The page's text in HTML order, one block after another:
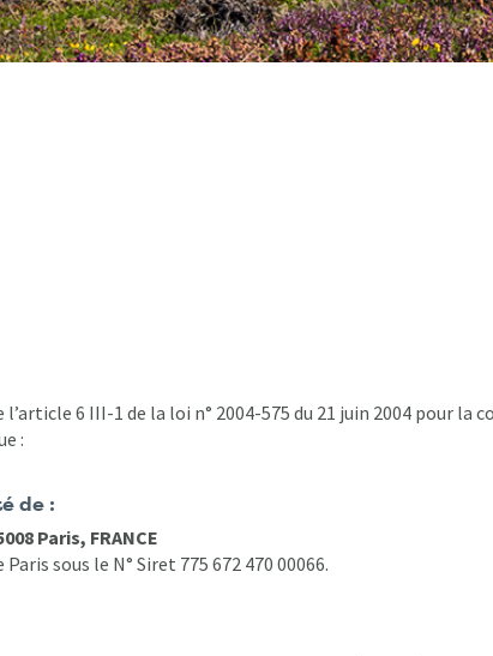
6 III-1 de la loi n° 2004-575 du 21 juin 2004 pour la
:
de :
Paris, FRANCE
sous le N° Siret 775 672 470 00066.